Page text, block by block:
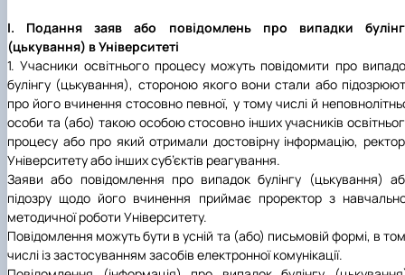
І. Подання заяв або повідомлень про випадки
(цькування) в Університеті
1. Учасники освітнього процесу можуть повідомити про
булінгу (цькування), стороною якого вони стали або
про його вчинення стосовно певної, у тому числі й
особи та (або) такою особою стосовно інших учасників
процесу або про який отримали достовірну інформацію,
Університету або інших суб’єктів реагування.
Заяви або повідомлення про випадок булінгу (цькування)
підозру щодо його вчинення приймає проректор з
методичної роботи Університету.
Повідомлення можуть бути в усній та (або) письмовій формі, в
числі із застосуванням засобів електронної комунікації.